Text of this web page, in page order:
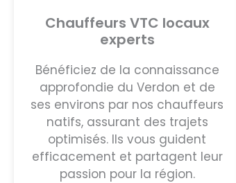
Chauffeurs VTC locaux
experts
Bénéficiez de la connaissance
approfondie du Verdon et de
ses environs par nos chauffeurs
natifs, assurant des trajets
optimisés. Ils vous guident
efficacement et partagent leur
passion pour la région.